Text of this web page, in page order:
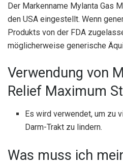
Der Markenname Mylanta Gas
den USA eingestellt. Wenn
Produkts von der FDA
möglicherweise generische
Verwendung von
Relief Maximum
Es wird verwendet, um zu
Darm-Trakt zu lindern.
Was muss ich